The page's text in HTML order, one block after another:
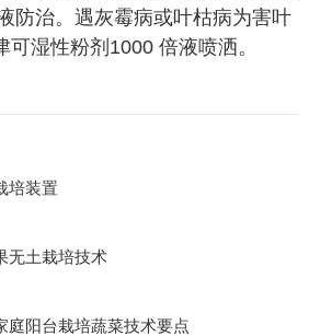
防治。遇灰霉病或叶枯病为害叶
湿性粉剂1000 倍液喷洒。
培装置
无土栽培技术
庭阳台栽培蔬菜技术要点